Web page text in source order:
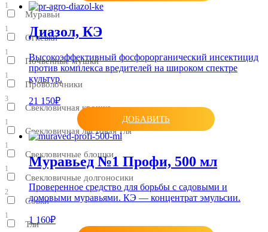
1
Муравьи
1
Огневки
1
Почвенные мушки
1
Проволочники
3
Свекловичная крошка
1
Свекловичная листовая тля
1
Свекловичные блошки
1
Свекловичные долгоносики
2
Совки
1
Тли
Диазол, КЭ
Высокоэффективный фосфорорганический инсектицид
против комплекса вредителей на широком спектре
культур.
21 150₽
ДОБАВИТЬ
Муравьед №1 Профи, 500 мл
Проверенное средство для борьбы с садовыми и
домовыми муравьями. КЭ — концентрат эмульсии.
1 160₽